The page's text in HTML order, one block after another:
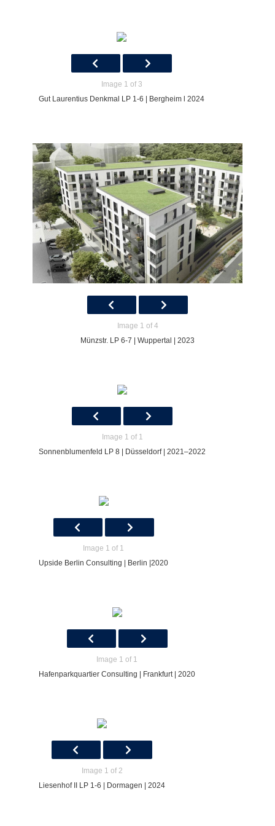
Image 1 of 3
Gut Laurentius Denkmal LP 1-6 | Bergheim l 2024
Image 1 of 4
Münzstr. LP 6-7 | Wuppertal | 2023
Image 1 of 1
Sonnenblumenfeld LP 8 | Düsseldorf | 2021–2022
Image 1 of 1
Upside Berlin Consulting | Berlin |2020
Image 1 of 1
Hafenparkquartier Consulting | Frankfurt | 2020
Image 1 of 2
Liesenhof II LP 1-6 | Dormagen | 2024